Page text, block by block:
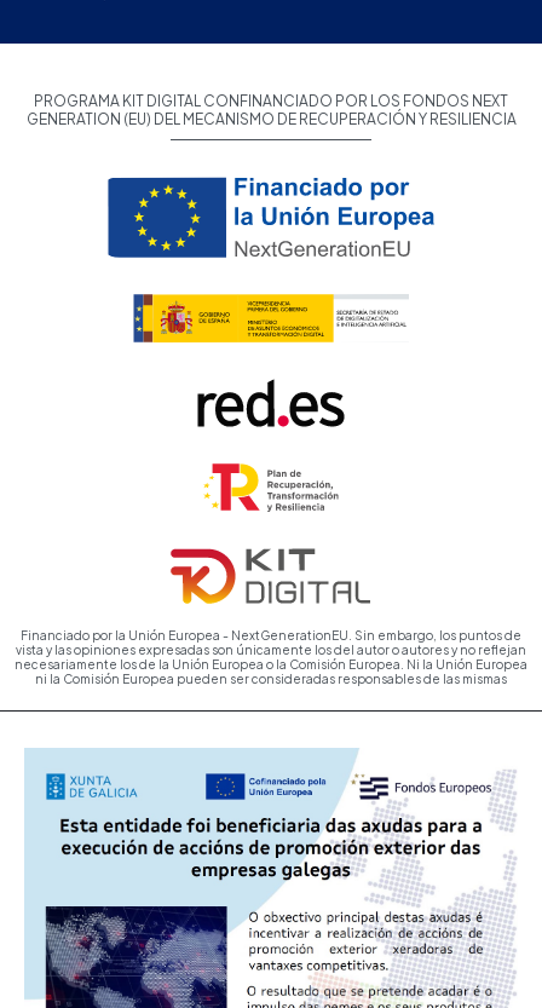
PROGRAMA KIT DIGITAL CONFINANCIADO POR LOS FONDOS NEXT
GENERATION (EU) DEL MECANISMO DE RECUPERACIÓN Y RESILIENCIA
Financiado por la Unión Europea - NextGenerationEU. Sin embargo, los puntos de
vista y las opiniones expresadas son únicamente los del autor o autores y no reflejan
necesariamente los de la Unión Europea o la Comisión Europea. Ni la Unión Europea
ni la Comisión Europea pueden ser consideradas responsables de las mismas